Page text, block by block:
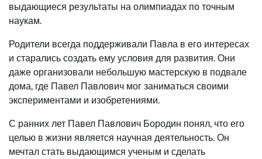
выдающиеся результаты на олимпиадах по точным
наукам.
Родители всегда поддерживали Павла в его интересах
и старались создать ему условия для развития. Они
даже организовали небольшую мастерскую в подвале
дома, где Павел Павлович мог заниматься своими
экспериментами и изобретениями.
С ранних лет Павел Павлович Бородин понял, что его
целью в жизни является научная деятельность. Он
мечтал стать выдающимся ученым и сделать